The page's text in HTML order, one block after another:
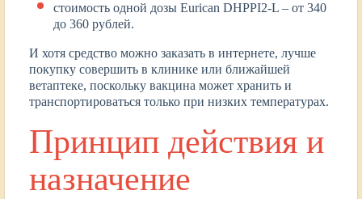
стоимость одной дозы Eurican DHPPI2-L – от 340
до 360 рублей.
И хотя средство можно заказать в интернете, лучше
покупку совершить в клинике или ближайшей
ветаптеке, поскольку вакцина может хранить и
транспортироваться только при низких температурах.
Принцип действия и
назначение